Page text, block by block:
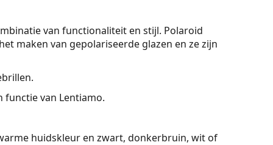
van functionaliteit en stijl. Polaroid
maken van gepolariseerde glazen en ze zijn
functie van Lentiamo.
huidskleur en zwart, donkerbruin, wit of